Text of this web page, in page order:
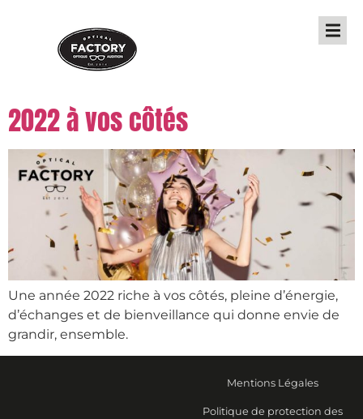
2022 à vos côtés
Une année 2022 riche à vos côtés, pleine d’énergie,
d’échanges et de bienveillance qui donne envie de
grandir, ensemble.
Mentions Légales
Politique de protection des